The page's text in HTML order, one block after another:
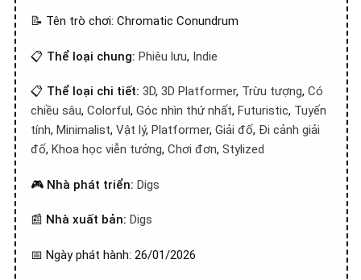
📝 Tên trò chơi: Chromatic Conundrum
📋 Thể loại chung: Phiêu lưu, Indie
📋 Thể loại chi tiết: 3D, 3D Platformer, Trừu tượng, Có
chiều sâu, Colorful, Góc nhìn thứ nhất, Futuristic, Tuyến
tính, Minimalist, Vật lý, Platformer, Giải đố, Đi cảnh giải
đố, Khoa học viễn tưởng, Chơi đơn, Stylized
🎮 Nhà phát triển: Digs
📰 Nhà xuất bản: Digs
📅 Ngày phát hành: 26/01/2026